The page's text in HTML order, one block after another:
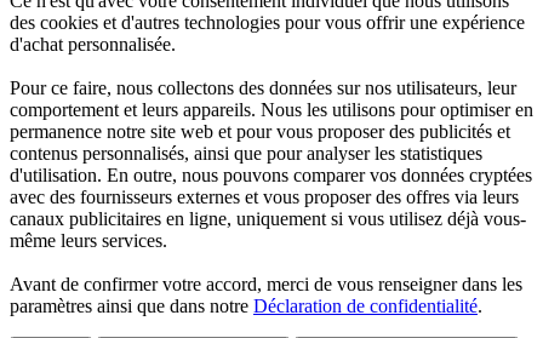
des cookies et d'autres technologies pour vous offrir une expérience
d'achat personnalisée.
Pour ce faire, nous collectons des données sur nos utilisateurs, leur
comportement et leurs appareils. Nous les utilisons pour optimiser en
permanence notre site web et pour vous proposer des publicités et
contenus personnalisés, ainsi que pour analyser les statistiques
d'utilisation. En outre, nous pouvons comparer vos données cryptées
avec des fournisseurs externes et vous proposer des offres via leurs
canaux publicitaires en ligne, uniquement si vous utilisez déjà vous-
même leurs services.
Avant de confirmer votre accord, merci de vous renseigner dans les
paramètres ainsi que dans notre Déclaration de confidentialité.